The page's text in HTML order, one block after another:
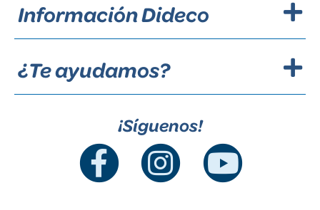
Información Dideco
¿Te ayudamos?
¡Síguenos!